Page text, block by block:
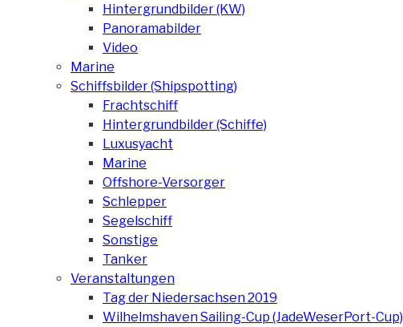
Hintergrundbilder (KW)
Panoramabilder
Video
Marine
Schiffsbilder (Shipspotting)
Frachtschiff
Hintergrundbilder (Schiffe)
Luxusyacht
Marine
Offshore-Versorger
Schlepper
Segelschiff
Sonstige
Tanker
Veranstaltungen
Tag der Niedersachsen 2019
Wilhelmshaven Sailing-Cup (JadeWeserPort-Cup)